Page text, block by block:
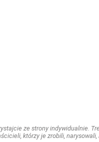
ze strony indywidualnie.
którzy je zrobili,